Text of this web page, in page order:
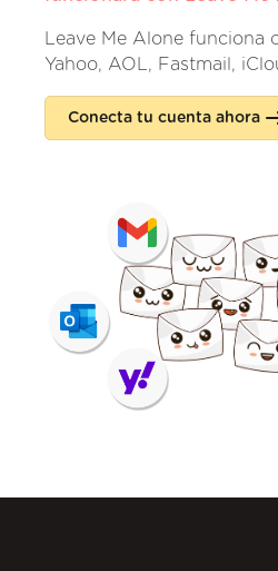
Leave Me Alone funciona
Yahoo, AOL, Fastmail,
Conecta tu cuenta ahora